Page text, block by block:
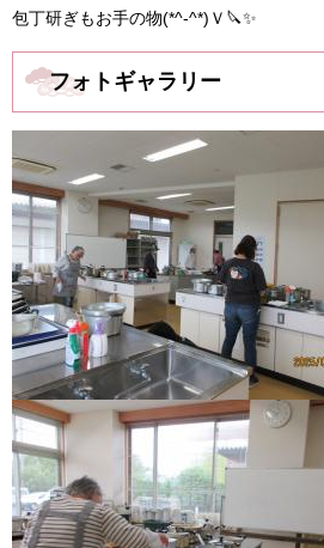
包丁研ぎもお手の物(*^-^*)Ｖ🔪✨
フォトギャラリー